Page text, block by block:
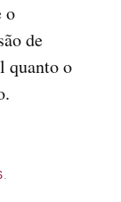
o
de
quanto o
.